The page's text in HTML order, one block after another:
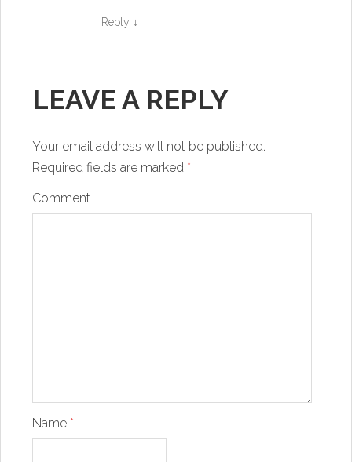
Reply ↓
LEAVE A REPLY
Your email address will not be published.
Required fields are marked *
Comment
Name *